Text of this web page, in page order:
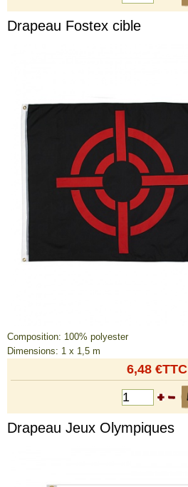
Drapeau Fostex cible
Composition: 100% polyester
Dimensions: 1 x 1,5 m
6,48 €TTC
Drapeau Jeux Olympiques